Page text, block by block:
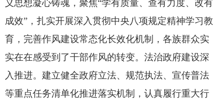
义思想凝心铸魂， 聚焦“学有质量、 查有力度、 改有
成效”， 扎实开展深入贯彻中央八项规定精神学习教
育， 完善作风建设常态化长效化机制， 各族群众实
实在在感受到了干部作风的转变。 法治政府建设深
入推进。 建立健全政府立法、 规范执法、 宣传普法
等重点任务清单化推进落实机制， 认真履行重大行